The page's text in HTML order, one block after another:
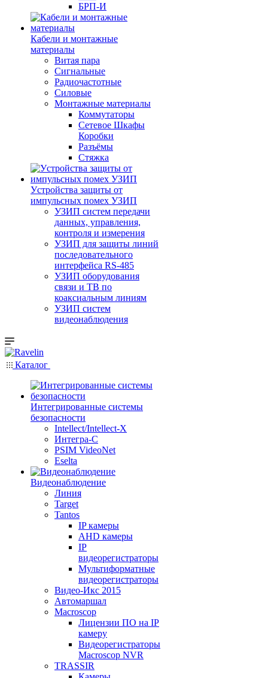
БРП-И
Кабели и монтажные
материалы
Витая пара
Сигнальные
Радиочастотные
Силовые
Монтажные материалы
Коммутаторы
Сетевое Шкафы
Коробки
Разъёмы
Стяжка
Уcтройства защиты от
импульсных помех УЗИП
УЗИП систем передачи
данных, управления,
контроля и измерения
УЗИП для защиты линий
последовательного
интерфейса RS-485
УЗИП оборудования
связи и ТВ по
коаксиальным линиям
УЗИП систем
видеонаблюдения
Каталог
Интегрированные системы
безопасности
Intellect/Intellect-X
Интегра-С
PSIM VideoNet
Eselta
Видеонаблюдение
Линия
Target
Tantos
IP камеры
AHD камеры
IP
видеорегистраторы
Мультиформатные
видеорегистраторы
Видео-Икс 2015
Автомаршал
Macroscop
Лицензии ПО на IP
камеру
Видеорегистраторы
Macroscop NVR
TRASSIR